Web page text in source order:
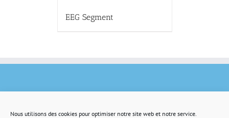
Nous utilisons des cookies pour optimiser notre site web et notre service.
EEG Segment